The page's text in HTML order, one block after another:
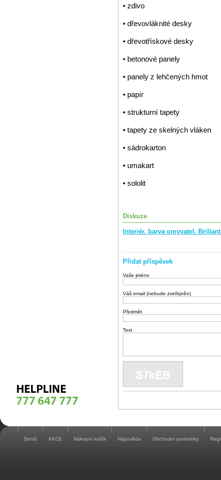
• zdivo
• dřevovláknité desky
• dřevotřískové desky
• betonové panely
• panely z lehčených hmot
• papír
• strukturní tapety
• tapety ze skelných vláken
• sádrokarton
• umakart
• sololit
Diskuze
Interiér. barva omyvatel.
Přidat příspěvek
Vaše jméno
Váš email (nebude zveřejněn)
Předmět
Text
Domů AKCE Nákupní košík Nápověda Obchodní podmínky